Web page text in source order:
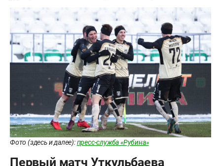
Фото (здесь и далее):пресс-служба «Рубина»
Первый матч Уткульбаева